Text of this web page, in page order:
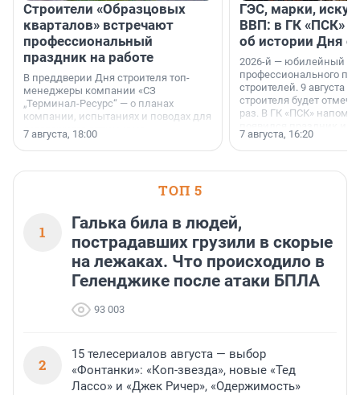
Строители «Образцовых
кварталов» встречают
профессиональный
праздник на работе
В преддверии Дня строителя топ-
менеджеры компании «СЗ
„Терминал-Ресурс“ — о планах
компании, испытаниях и поводах для
осторожного оптимизма.
7 августа, 18:00
ГЭС, марки,
ВВП: в ГК «ПСК»
об истории Дня
2026-й — юбилейный
профессионального
строителей. 9 августа
строителя будет
раз. В ГК «ПСК»
поменялась роль
7 августа, 16:20
ТОП 5
1
Галька била в людей,
пострадавших грузили в скорые
на лежаках. Что происходило в
Геленджике после атаки БПЛА
93 003
2
15 телесериалов августа — выбор
«Фонтанки»: «Коп-звезда», новые «Тед
Лассо» и «Джек Ричер», «Одержимость»